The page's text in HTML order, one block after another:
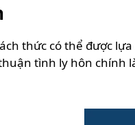
thức có thể được
tình ly hôn chính